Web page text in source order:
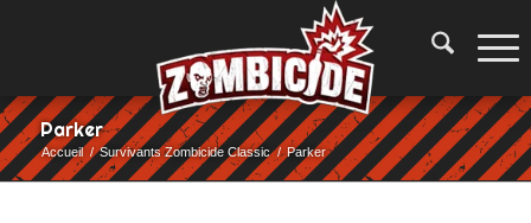
Parker
Accueil / Survivants Zombicide Classic / Parker